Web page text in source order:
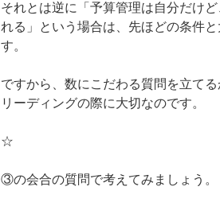
それとは逆に「予算管理は自分だけ
れる」という場合は、先ほどの条件
す。
ですから、数にこだわる質問を立て
リーディングの際に大切なのです。
☆
③の会合の質問で考えてみましょう。